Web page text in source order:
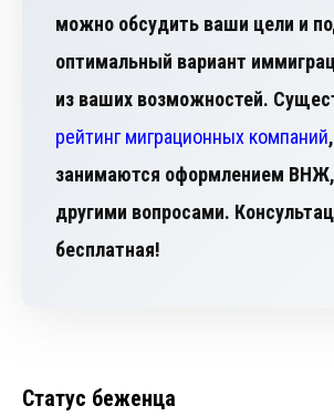
можно обсудить ваши цели и
оптимальный вариант
из ваших
рейтинг миграционных компаний
занимаются оформлением
другими вопросами.
бесплатная!
Статус беженца